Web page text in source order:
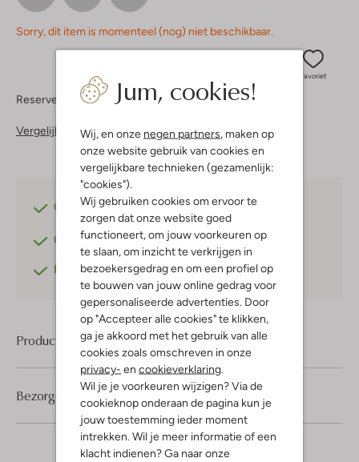
Jum, cookies!
Wij, en onze negen partners , maken op
onze website gebruik van cookies en
vergelijkbare technieken (gezamenlijk:
"cookies").
Wij gebruiken cookies om ervoor te
zorgen dat onze website goed
functioneert, om jouw voorkeuren op
te slaan, om inzicht te verkrijgen in
bezoekersgedrag en om een profiel op
te bouwen van jouw online gedrag voor
gepersonaliseerde advertenties. Door
op "Accepteer alle cookies" te klikken,
ga je akkoord met het gebruik van alle
cookies zoals omschreven in onze
privacy- en cookieverklaring
Wil je je voorkeuren wijzigen? Via de
cookieknop onderaan de pagina kun je
jouw toestemming ieder moment
intrekken. Wil je meer informatie of een
klacht indienen? Ga naar onze
Sorry, dit item is momenteel (nog) niet beschikbaar.
Favoriet
Reserveer direct in een van onze 37 boutiques
Vergelijkbare items
Gratis verzendingvanaf €75,-
Gratis retournerenbinnen 30 dagen*
Betaal achterafmet Klarna
Product informatie
Bezorgen & retourneren